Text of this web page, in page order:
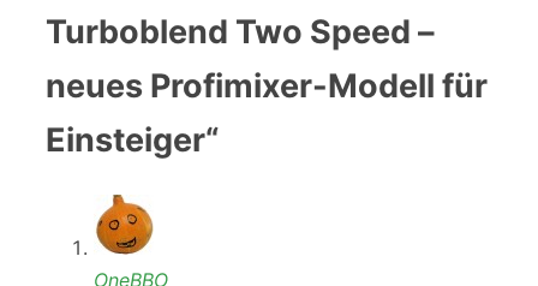
Turboblend Two Speed –
neues Profimixer-Modell für
Einsteiger“
OneBBO